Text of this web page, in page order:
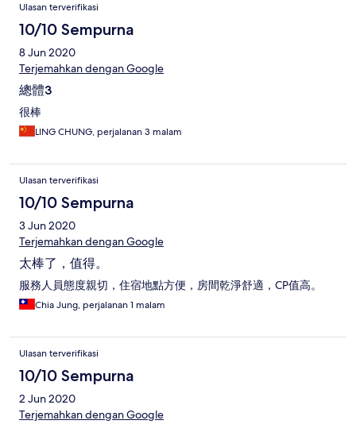
Ulasan terverifikasi
10/10 Sempurna
8 Jun 2020
Terjemahkan dengan Google
總體3
很棒
LING CHUNG, perjalanan 3 malam
Ulasan terverifikasi
10/10 Sempurna
3 Jun 2020
Terjemahkan dengan Google
太棒了，值得。
服務人員態度親切，住宿地點方便，房間乾淨舒適，CP值高。
Chia Jung, perjalanan 1 malam
Ulasan terverifikasi
10/10 Sempurna
2 Jun 2020
Terjemahkan dengan Google